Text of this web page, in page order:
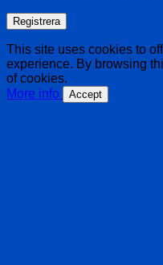
Registrera
This site uses cookies to
experience. By browsing
of cookies.
More info
Accept